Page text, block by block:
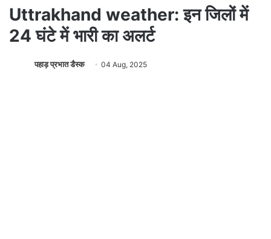
Uttrakhand weather: इन जिलों में
24 घंटे में भारी का अलर्ट
पहाड़ प्रभात डैस्क 04 Aug, 2025